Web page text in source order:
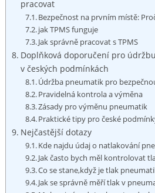
⁣pracovat
Bezpečnost na prvním místě:
jak TPMS funguje
Jak správně pracovat s TPMS
Doplňková doporučení pro
v českých podmínkách
Údržba pneumatik pro
Pravidelná kontrola a výměna
Zásady pro ‌výměnu pneumatik
Praktické tipy pro české
Nejčastější dotazy
Kde najdu údaj o natlakování
Jak často bych měl kontrolovat
Co se stane,když je ​tlak
Jak ⁤se⁣ správně měří tlak v